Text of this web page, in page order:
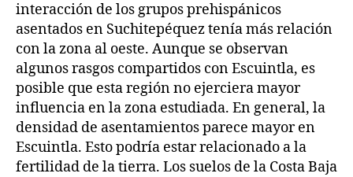
interacción de los grupos prehispánicos
asentados en Suchitepéquez tenía más relación
con la zona al oeste. Aunque se observan
algunos rasgos compartidos con Escuintla, es
posible que esta región no ejerciera mayor
influencia en la zona estudiada. En general, la
densidad de asentamientos parece mayor en
Escuintla. Esto podría estar relacionado a la
fertilidad de la tierra. Los suelos de la Costa Baja